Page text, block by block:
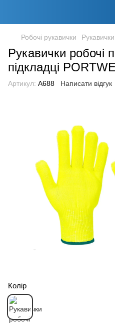
Робочі рукавички
Рукавички робочі
підкладці
Артикул: A688 Написати відгук
Колір